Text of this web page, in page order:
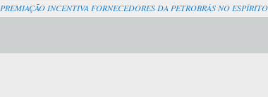
PREMIAÇÃO INCENTIVA FORNECEDORES DA PETROBRÁS NO